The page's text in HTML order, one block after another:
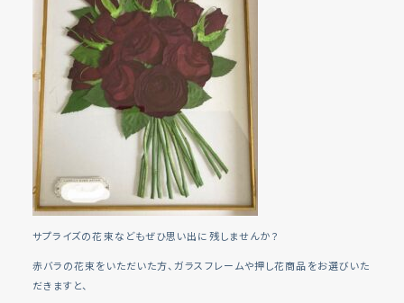
サプライズの花束などもぜひ思い出に残しませんか？
赤バラの花束をいただいた方、ガラスフレームや押し花商品をお選びいた
だきますと、